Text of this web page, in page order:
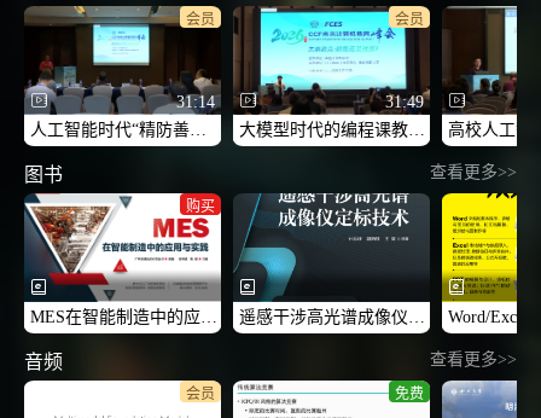
31:14
会员
人工智能时代“精防善攻”软件安全人才培养-2026CCF未来计算机教育峰会（FCES 2026）
31:49
会员
大模型时代的编程课教学范式转型与实践路径-2026CCF未来计算机教育峰会（FCES 2026）
图书 查看更多>>
购买
MES在智能制造中的应用与实践 遥感干涉高光谱成像仪定标技术
音频 查看更多>>
会员 免费